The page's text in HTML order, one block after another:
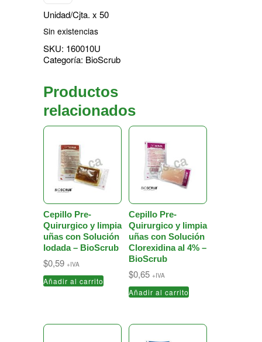
Unidad/Cjta. x 50
Sin existencias
SKU: 160010U
Categoría: BioScrub
Productos
relacionados
Cepillo Pre-
Quirurgico y limpia
uñas con Solución
Iodada – BioScrub
$0,59 +IVA
Añadir al carrito
Cepillo Pre-
Quirurgico y limpia
uñas con Solución
Clorexidina al 4% –
BioScrub
$0,65 +IVA
Añadir al carrito